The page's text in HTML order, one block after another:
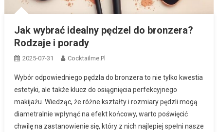
Jak wybrać idealny pędzel do bronzera?
Rodzaje i porady
2025-07-31 Cocktailme.pl
Wybór odpowiedniego pędzla do bronzera to nie tylko kwestia
estetyki, ale także klucz do osiągnięcia perfekcyjnego
makijażu. Wiedząc, że różne kształty i rozmiary pędzli mogą
diametralnie wpłynąć na efekt końcowy, warto poświęcić
chwilę na zastanowienie się, który z nich najlepiej spełni nasze